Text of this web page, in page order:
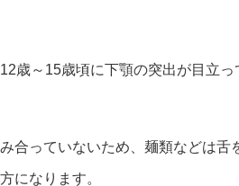
歳～15歳頃に下顎の突出が目立
合っていないため、麺類などは舌
になります。